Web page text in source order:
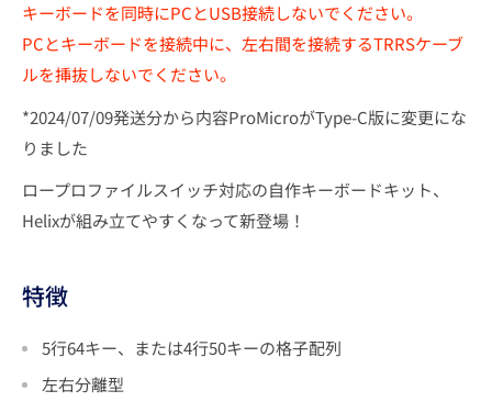
キーボードを同時にPCとUSB接続しないでください。
PCとキーボードを接続中に、左右間を接続するTRRSケーブ
ルを挿抜しないでください。
*2024/07/09発送分から内容ProMicroがType-C版に変更にな
りました
ロープロファイルスイッチ対応の自作キーボードキット、
Helixが組み立てやすくなって新登場！
特徴
5行64キー、または4行50キーの格子配列
左右分離型